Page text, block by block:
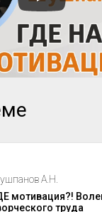
А.Н.
мотивация?!
труда